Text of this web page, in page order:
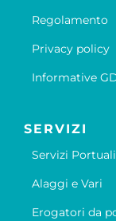
Regolamento
Privacy policy
Informative
SERVIZI
Servizi Portuali
Alaggi e Vari
Erogatori da